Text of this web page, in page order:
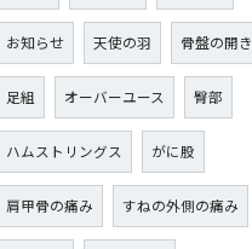
お知らせ 天使の羽 骨盤の開き
足組 オーバーユース 臀部
ハムストリングス がに股
肩甲骨の痛み すねの外側の痛み